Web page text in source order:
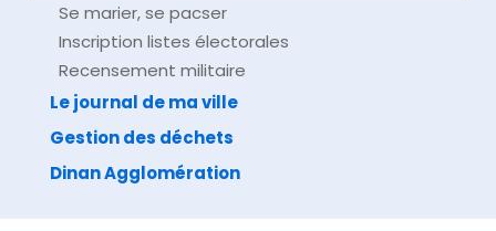
Se marier, se pacser
Inscription listes électorales
Recensement militaire
Le journal de ma ville
Gestion des déchets
Dinan Agglomération